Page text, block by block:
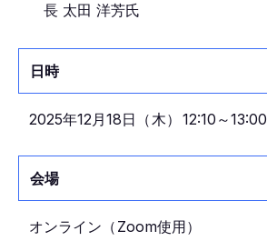
長 太田 洋芳氏
日時
2025年12月18日 （木）12:10～13:00
会場
オンライン （ Zoom使用）